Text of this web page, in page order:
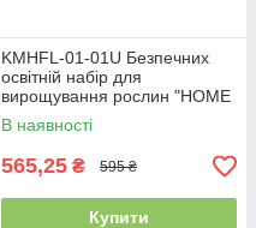
KMHFL-01-01U Безпечних
освітній набір для
вирощування рослин "HOME
FLORARIUM" укр (5)
В наявності
565,25 ₴ 595 ₴
Купити